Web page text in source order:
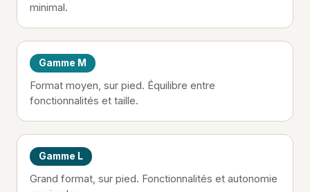
minimal.
Gamme M
Format moyen, sur pied. Équilibre entre
fonctionnalités et taille.
Gamme L
Grand format, sur pied. Fonctionnalités et autonomie